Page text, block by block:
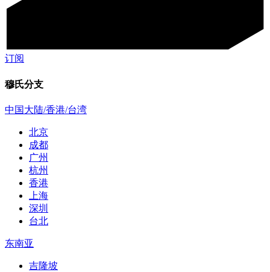
订阅
穆氏分支
中国大陆/香港/台湾
北京
成都
广州
杭州
香港
上海
深圳
台北
东南亚
吉隆坡